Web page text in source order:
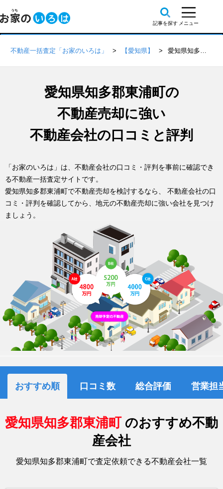
不動産一括査定「お家のいろは」 【愛知県】 愛知県知多郡東浦町の不動産会社 口コミ・評判一覧
愛知県知多郡東浦町の
不動産売却に強い
不動産会社の口コミと評判
「お家のいろは」は、不動産会社の口コミ・評判を事前に確認でき
る不動産一括査定サイトです。
愛知県知多郡東浦町で不動産売却を検討するなら、 不動産会社の口
コミ・評判を確認してから、地元の不動産売却に強い会社を見つけ
ましょう。
おすすめ順 口コミ数 総合評価 営業担
愛知県知多郡東浦町 のおすすめ不動
産会社
愛知県知多郡東浦町で査定依頼できる不動産会社一覧